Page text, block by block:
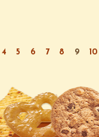
4 5 6 7 8 9 10